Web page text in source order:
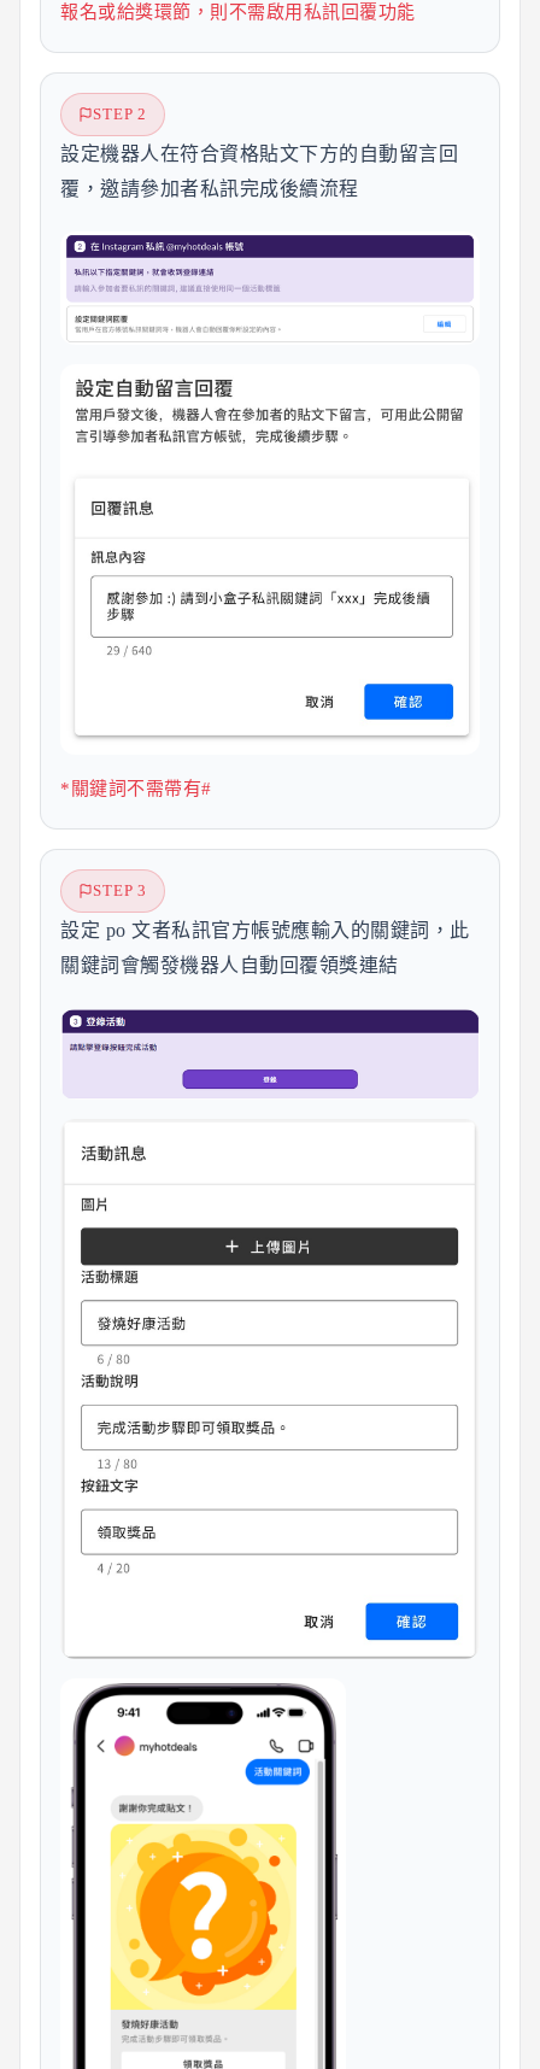
報名或給獎環節，則不需啟用私訊回覆功能
STEP 2
設定機器人在符合資格貼文下方的自動留言回
覆，邀請參加者私訊完成後續流程
*關鍵詞不需帶有#
STEP 3
設定 po 文者私訊官方帳號應輸入的關鍵詞，此
關鍵詞會觸發機器人自動回覆領獎連結